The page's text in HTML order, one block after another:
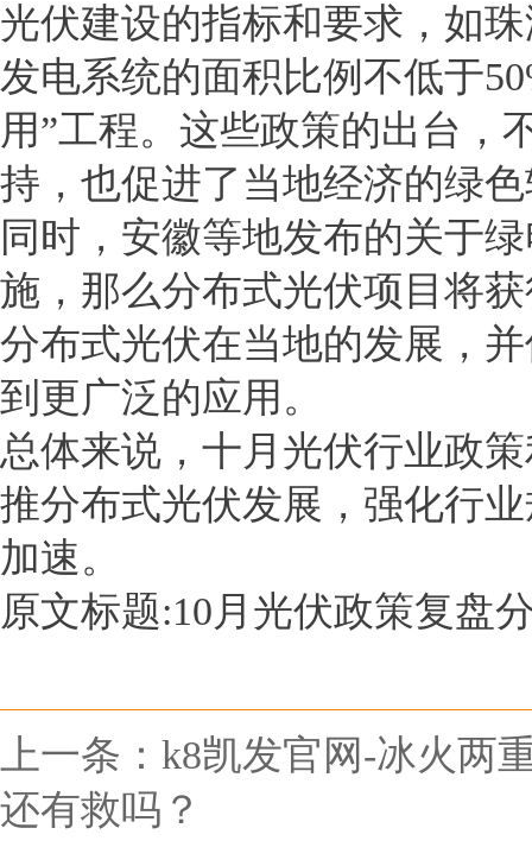
光伏建设的指标和要求，如
发电系统的面积比例不低于
用”工程。这些政策的出台，
持，也促进了当地经济的绿
同时，安徽等地发布的关于
施，那么分布式光伏项目将
分布式光伏在当地的发展，
到更广泛的应用。
总体来说，十月光伏行业政
推分布式光伏发展，强化行
加速。
原文标题:10月光伏政策复盘
上一条： k8凯发官网-冰火两
还有救吗？